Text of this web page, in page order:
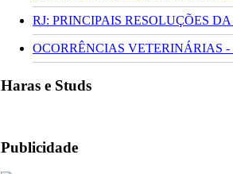
RJ: PRINCIPAIS RESOLUÇÕES
OCORRÊNCIAS VETERINÁRIAS -
Haras e Studs
Publicidade